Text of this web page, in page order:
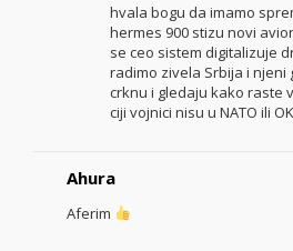
hvala bogu da imamo
hermes 900 stizu novi
se ceo sistem digitalizuje
radimo zivela Srbija i
crknu i gledaju kako raste
ciji vojnici nisu u NATO ili
Ahura
Aferim